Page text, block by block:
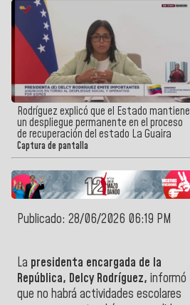
Rodríguez explicó que el Estado mantiene
un despliegue permanente en el proceso
de recuperación del estado La Guaira
Captura de pantalla
Publicado: 28/06/2026 06:19 PM
La presidenta encargada de la
República, Delcy Rodríguez, informó
que no habrá actividades escolares